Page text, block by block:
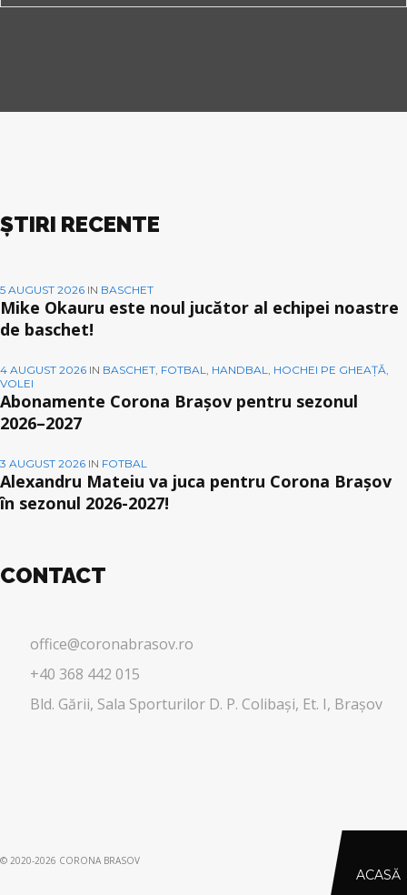
ȘTIRI RECENTE
5 AUGUST 2026 IN BASCHET
Mike Okauru este noul jucător al echipei noastre
de baschet!
4 AUGUST 2026 IN BASCHET FOTBAL HANDBAL HOCHEI PE GHEAȚĂ
VOLEI
Abonamente Corona Brașov pentru sezonul
2026–2027
3 AUGUST 2026 IN FOTBAL
Alexandru Mateiu va juca pentru Corona Brașov
în sezonul 2026-2027!
CONTACT
office@coronabrasov.ro
+40 368 442 015
Bld. Gării, Sala Sporturilor D. P. Colibași, Et. I, Brașov
ACASĂ
© 2020-2026 CORONA BRASOV